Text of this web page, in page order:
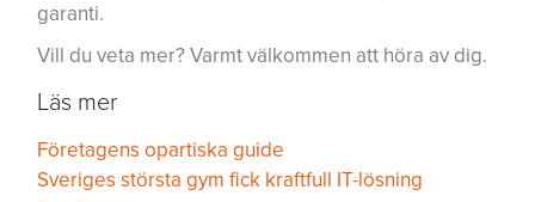
garanti.
Vill du veta mer? Varmt välkommen att höra av dig.
Läs mer
Företagens opartiska guide
Sveriges största gym fick kraftfull IT-lösning